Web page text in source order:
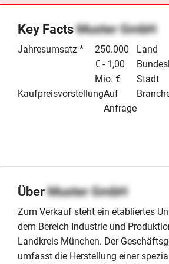
Key FactsMuster GmbH
Jahresumsatz *
250.000
€ - 1,00
Mio. €
KaufpreisvorstellungAuf
Anfrage
Land
Stadt
ÜberMuster GmbH
Zum Verkauf steht ein etabliertes
dem Bereich Industrie und
Landkreis München. Der
umfasst die Herstellung einer